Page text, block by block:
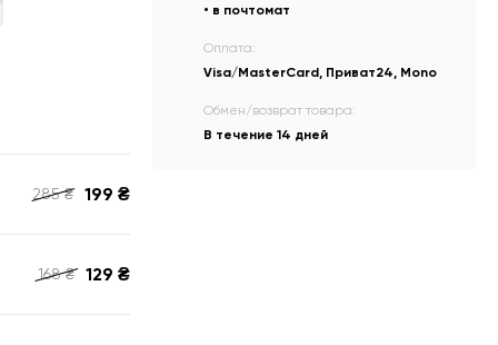
285₴ 199 ₴
168₴ 129 ₴
• в почтомат
Оплата:
Visa/MasterCard, Приват24, Mono
Обмен/возврат товара:
В течение 14 дней